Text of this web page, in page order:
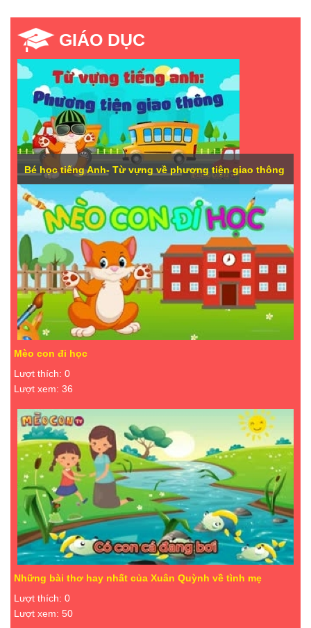
GIÁO DỤC
Bé học tiếng Anh- Từ vựng về phương tiện giao thông
Mèo con đi học
Lượt thích: 0
Lượt xem: 36
Những bài thơ hay nhất của Xuân Quỳnh về tình mẹ
Lượt thích: 0
Lượt xem: 50